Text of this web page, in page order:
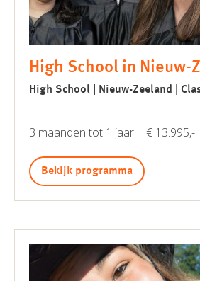
High School in Nieuw-
High School | Nieuw-Zeeland |
3 maanden tot 1 jaar | € 13.995,-
Bekijk programma